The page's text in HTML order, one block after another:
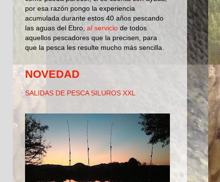
por esa razón pongo la experiencia
acumulada durante estos 40 años pescando
las aguas del Ebro, al servicio de todos
aquellos pescadores que la precisen, para
que la pesca les resulte mucho más sencilla.
NOVEDAD
SALIDAS DE PESCA SILUROS XXL